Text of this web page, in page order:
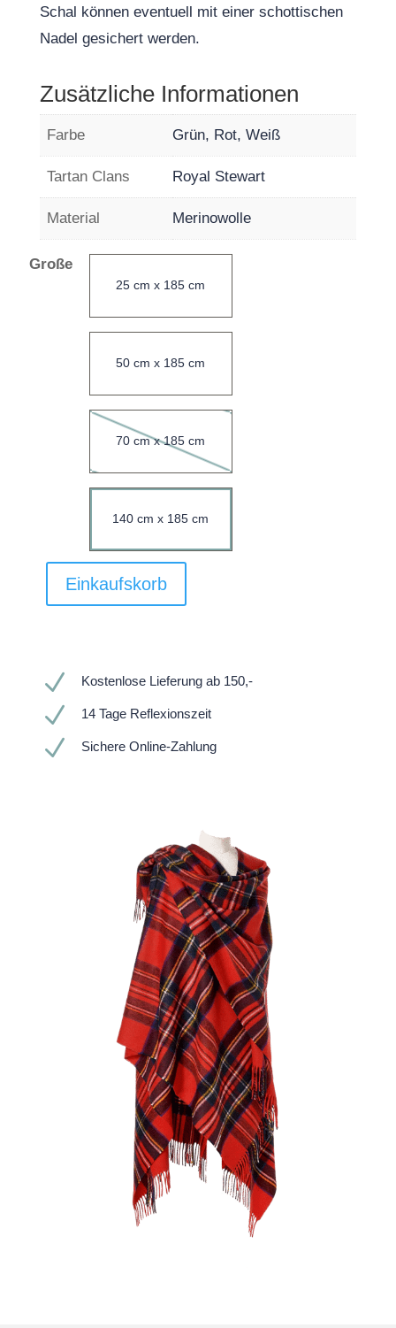
Schal können eventuell mit einer schottischen
Nadel gesichert werden.
Zusätzliche Informationen
Farbe Grün, Rot, Weiß
Tartan Clans Royal Stewart
Material Merinowolle
Große
25 cm x 185 cm
50 cm x 185 cm
70 cm x 185 cm
140 cm x 185 cm
Einkaufskorb
N Kostenlose Lieferung ab 150,-
N 14 Tage Reflexionszeit
N Sichere Online-Zahlung